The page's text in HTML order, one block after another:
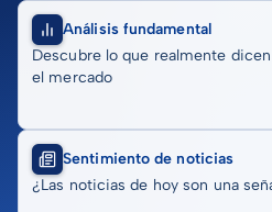
Análisis fundamental
Descubre lo que realmente
el mercado
Sentimiento de noticias
¿Las noticias de hoy son una